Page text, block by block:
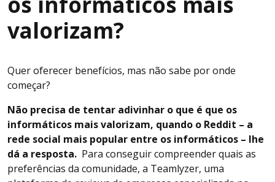
valorizam?
Quer oferecer benefícios, mas não sabe por onde
começar?
Não precisa de tentar adivinhar o que é que os
informáticos mais valorizam, quando o Reddit – a
rede social mais popular entre os informáticos – lhe
dá a resposta. Para conseguir compreender quais as
preferências da comunidade, a Teamlyzer, uma